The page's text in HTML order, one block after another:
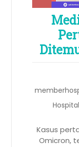
Kasus
Omicron,